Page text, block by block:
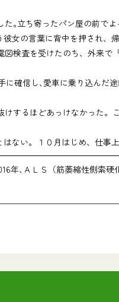
｡立ち寄ったパン屋の前で
女の言葉に背中を押され、
検査を受けたのち、外来
確信し､愛車に乗り込ん
するほどあっけなかった
い。１０月はじめ、仕事
年､ＡＬＳ（筋萎縮性側索硬